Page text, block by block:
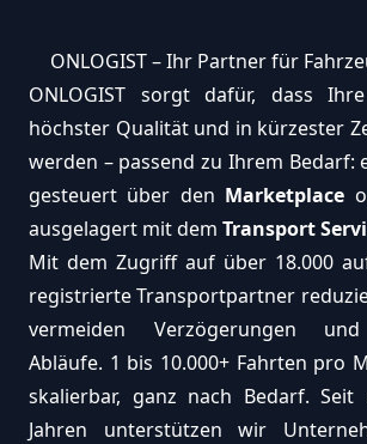
ONLOGIST – Ihr Partner für
ONLOGIST sorgt dafür, dass
höchster Qualität und in kürzester
werden – passend zu Ihrem Bedarf:
gesteuert über den Marketplace
ausgelagert mit dem Transport
Mit dem Zugriff auf über 18.000
registrierte Transportpartner
vermeiden Verzögerungen
Abläufe. 1 bis 10.000+ Fahrten pro
skalierbar, ganz nach Bedarf.
Jahren unterstützen wir